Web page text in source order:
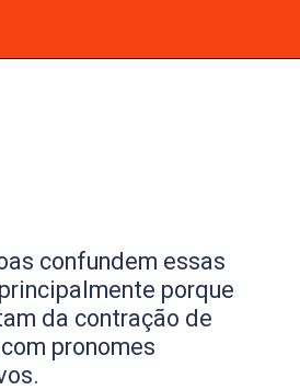
confundem essas
porque
da contração de
pronomes